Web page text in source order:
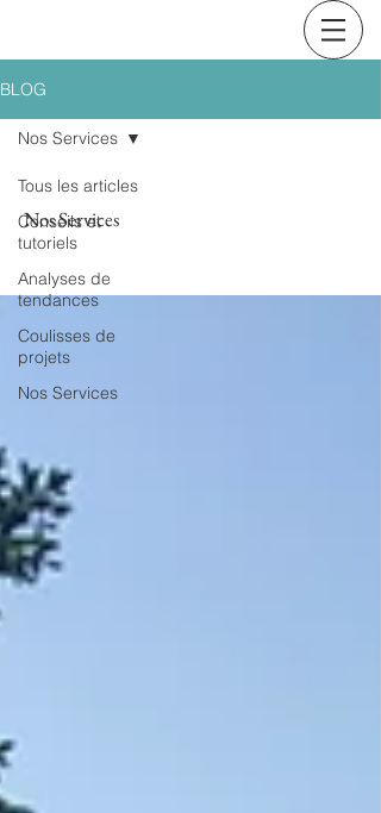
BLOG
Tous les articles
Conseils et
tutoriels
Analyses de
tendances
Coulisses de
projets
Nos Services
Nos Services
Nos Services